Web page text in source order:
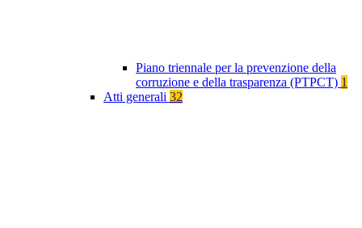
Piano triennale per la prevenzione della
corruzione e della trasparenza (PTPCT) 1
Atti generali 32